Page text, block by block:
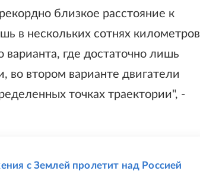
близкое расстояние к
в нескольких сотнях километров
варианта, где достаточно лишь
во втором варианте двигатели
точках траектории", -
с Землей пролетит над Россией